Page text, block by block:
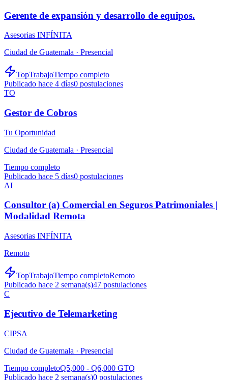
Gerente de expansión y desarrollo de equipos.
Asesorias INFÍNITA
Ciudad de Guatemala · Presencial
TopTrabajoTiempo completo
Publicado hace 4 días0 postulaciones
TO
Gestor de Cobros
Tu Oportunidad
Ciudad de Guatemala · Presencial
Tiempo completo
Publicado hace 5 días0 postulaciones
AI
Consultor (a) Comercial en Seguros Patrimoniales |
Modalidad Remota
Asesorias INFÍNITA
Remoto
TopTrabajoTiempo completoRemoto
Publicado hace 2 semana(s)47 postulaciones
C
Ejecutivo de Telemarketing
CIPSA
Ciudad de Guatemala · Presencial
Tiempo completoQ5,000 - Q6,000 GTQ
Publicado hace 2 semana(s)0 postulaciones